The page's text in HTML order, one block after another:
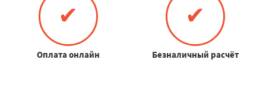
✔
Оплата онлайн
✔
Безналичный расчёт